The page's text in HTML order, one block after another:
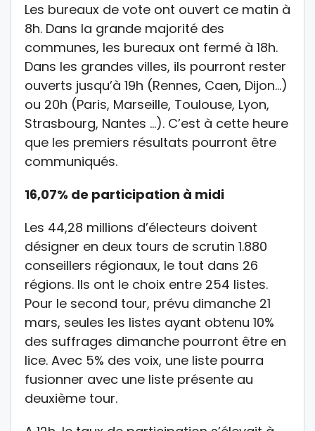
Les bureaux de vote ont ouvert ce matin à
8h. Dans la grande majorité des
communes, les bureaux ont fermé à 18h.
Dans les grandes villes, ils pourront rester
ouverts jusqu’à 19h (Rennes, Caen, Dijon…)
ou 20h (Paris, Marseille, Toulouse, Lyon,
Strasbourg, Nantes …). C’est à cette heure
que les premiers résultats pourront être
communiqués.
16,07% de participation à midi
Les 44,28 millions d’électeurs doivent
désigner en deux tours de scrutin 1.880
conseillers régionaux, le tout dans 26
régions. Ils ont le choix entre 254 listes.
Pour le second tour, prévu dimanche 21
mars, seules les listes ayant obtenu 10%
des suffrages dimanche pourront être en
lice. Avec 5% des voix, une liste pourra
fusionner avec une liste présente au
deuxième tour.